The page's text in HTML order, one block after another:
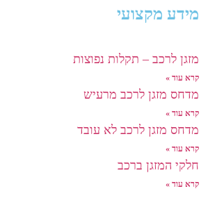
מידע מקצועי
מזגן לרכב – תקלות נפוצות
קרא עוד »
מדחס מזגן לרכב מרעיש
קרא עוד »
מדחס מזגן לרכב לא עובד
קרא עוד »
חלקי המזגן ברכב
קרא עוד »